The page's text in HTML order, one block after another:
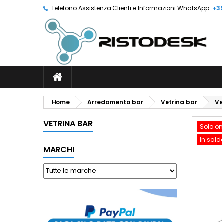
Telefono Assistenza Clienti e Informazioni WhatsApp:
Home Arredamento bar Vetrina bar
VETRINA BAR
MARCHI
Solo
In